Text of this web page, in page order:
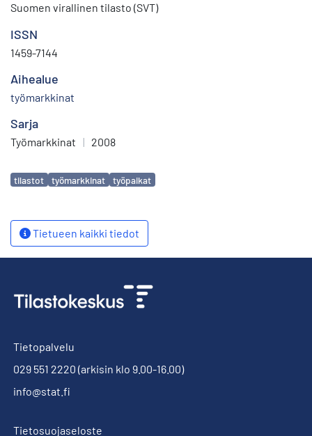
Suomen virallinen tilasto (SVT)
ISSN
1459-7144
Aihealue
työmarkkinat
Sarja
Työmarkkinat | 2008
Avainsanat
tilastot työmarkkinat työpaikat
Tietueen kaikki tiedot
Tietopalvelu
029 551 2220 (arkisin klo 9.00-16.00)
info@stat.fi
Tietosuojaseloste